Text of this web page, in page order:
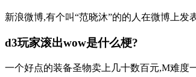
新浪微博,有个叫“范晓沐”的的人在微博上
d3玩家滚出wow是什么梗?
一个好点的装备圣物卖上几十数百元,M难度